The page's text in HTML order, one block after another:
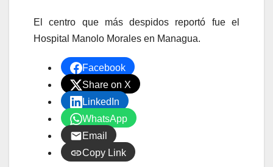
El centro que más despidos reportó fue el
Hospital Manolo Morales en Managua.
Facebook
Share on X
LinkedIn
WhatsApp
Email
Copy Link